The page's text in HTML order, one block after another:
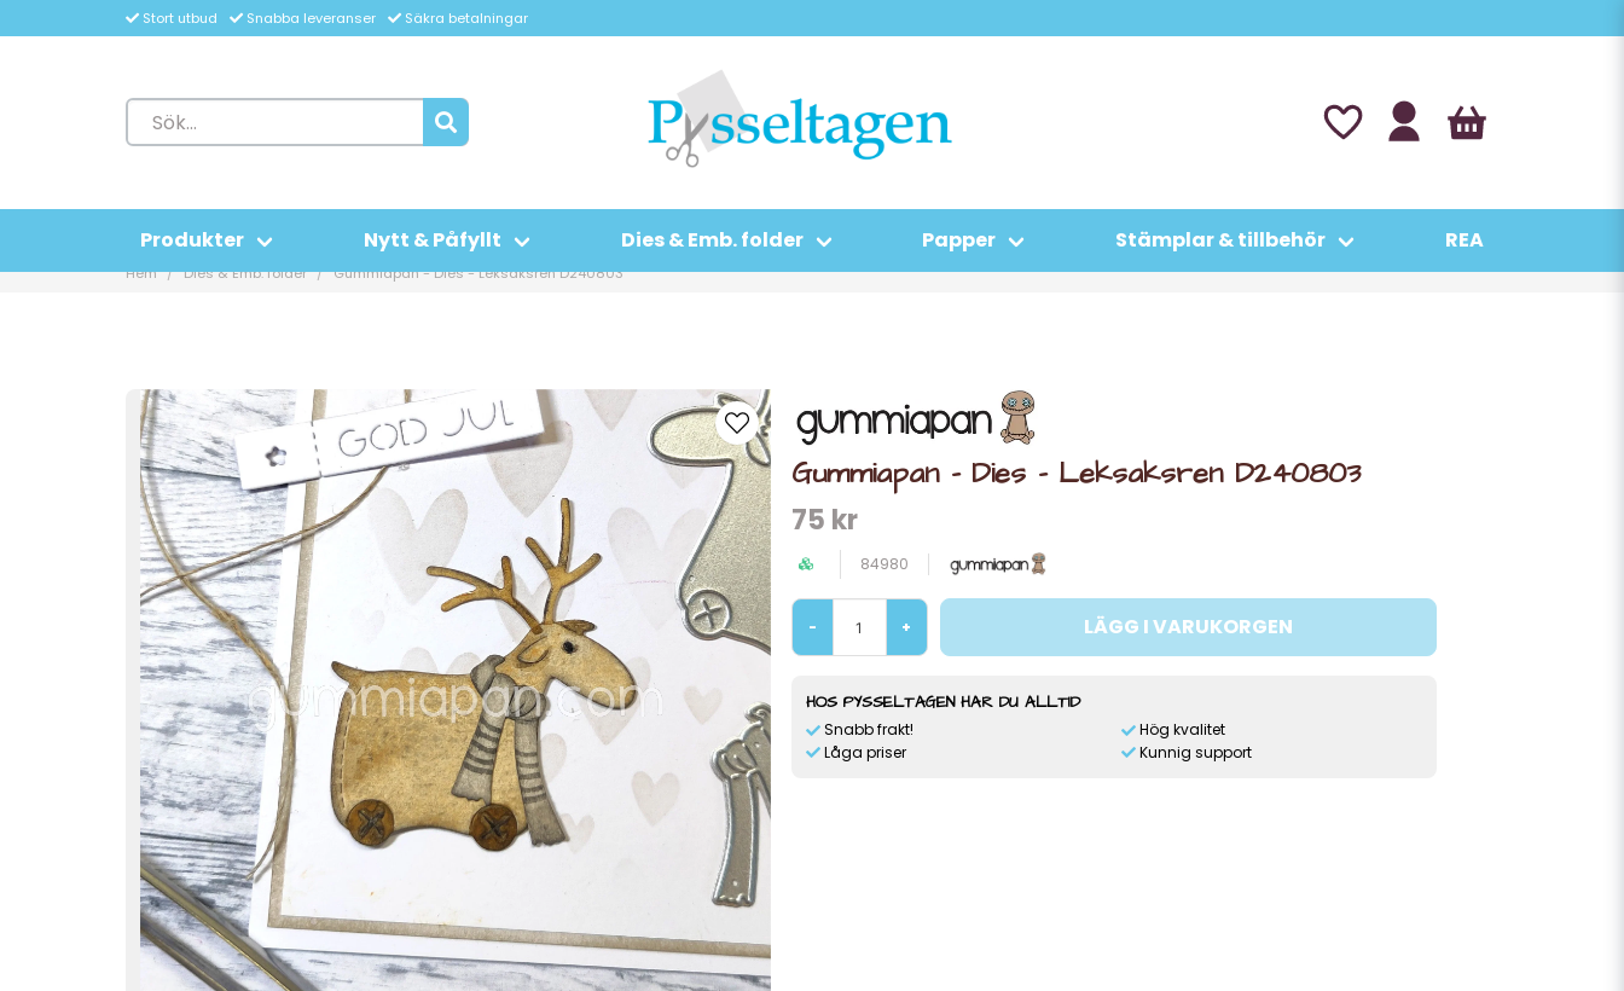
Stort utbud Snabba leveranser Säkra betalningar
Produkter Nytt & Påfyllt Dies & Emb. folder Papper Stämplar & tillbehör REA
Hem Dies & Emb. folder Gummiapan - Dies - Leksaksren D240803
Gummiapan - Dies - Leksaksren D240803
75 kr
84980
- + LÄGG I VARUKORGEN
HOS PYSSELTAGEN HAR DU ALLTID
Snabb frakt!
Låga priser
Hög kvalitet
Kunnig support